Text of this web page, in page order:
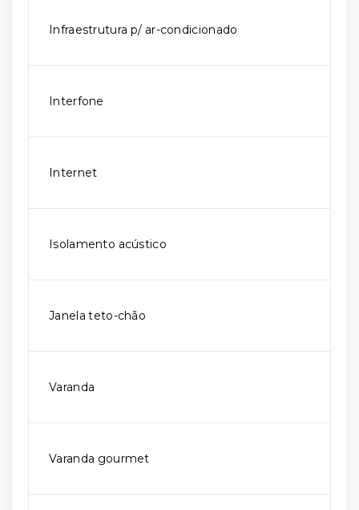
Infraestrutura p/ ar-condicionado
Interfone
Internet
Isolamento acústico
Janela teto-chão
Varanda
Varanda gourmet